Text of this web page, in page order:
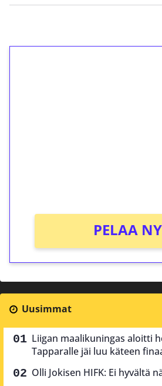
PELAA
Uusimmat
Liigan maalikuningas aloitti
Tapparalle jäi luu käteen
Olli Jokisen HIFK: Ei hyvältä